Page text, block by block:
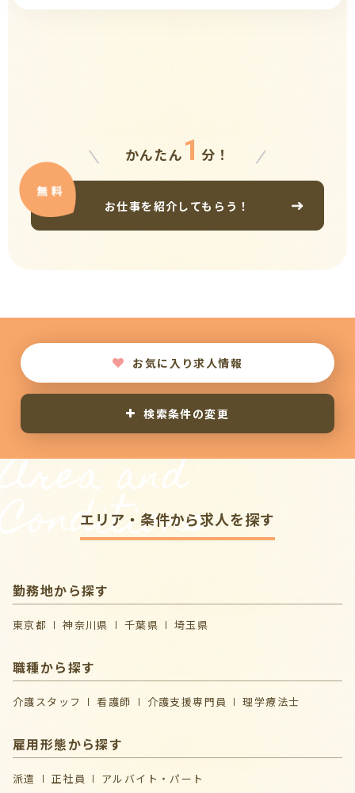
かんたん 1 分！
お仕事を紹介してもらう！
お気に入り求人情報
検索条件の変更
Area and
Conditions
エリア・条件から求人を探す
勤務地から探す
東京都 神奈川県 千葉県 埼玉県
職種から探す
介護スタッフ 看護師 介護支援専門員 理学療法士
雇用形態から探す
派遣 正社員 アルバイト・パート